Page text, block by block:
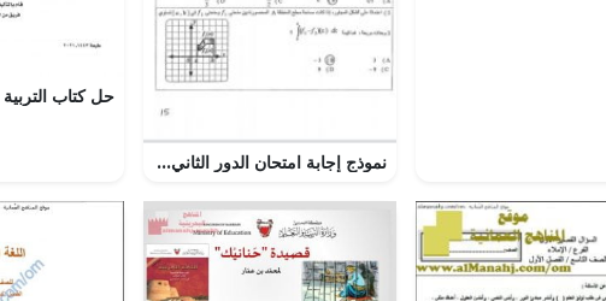
نموذج إجابة امتحان الدور الثاني مقرر ريض 366 (رياضيات) الثالث الثانوي